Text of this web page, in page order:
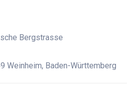
Bergstrasse
Weinheim, Baden-Württemberg